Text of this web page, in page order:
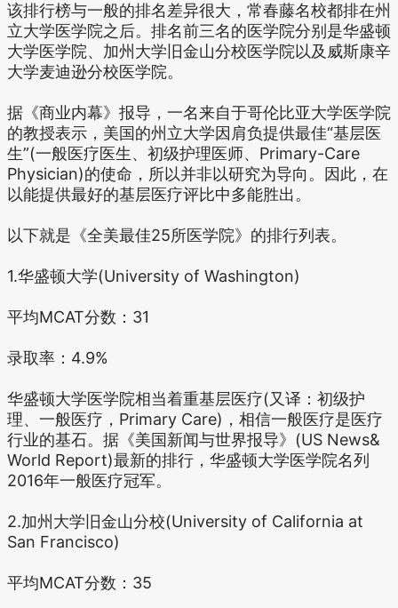
该排行榜与一般的排名差异很大，常春藤名校都排在州
立大学医学院之后。排名前三名的医学院分别是华盛顿
大学医学院、加州大学旧金山分校医学院以及威斯康辛
大学麦迪逊分校医学院。
据《商业内幕》报导，一名来自于哥伦比亚大学医学院
的教授表示，美国的州立大学因肩负提供最佳“基层医
生”(一般医疗医生、初级护理医师、Primary-Care
Physician)的使命，所以并非以研究为导向。因此，在
以能提供最好的基层医疗评比中多能胜出。
以下就是《全美最佳25所医学院》的排行列表。
1.华盛顿大学(University of Washington)
平均MCAT分数：31
录取率：4.9%
华盛顿大学医学院相当着重基层医疗(又译：初级护
理、一般医疗，Primary Care)，相信一般医疗是医疗
行业的基石。据《美国新闻与世界报导》(US News&
World Report)最新的排行，华盛顿大学医学院名列
2016年一般医疗冠军。
2.加州大学旧金山分校(University of California at
San Francisco)
平均MCAT分数：35